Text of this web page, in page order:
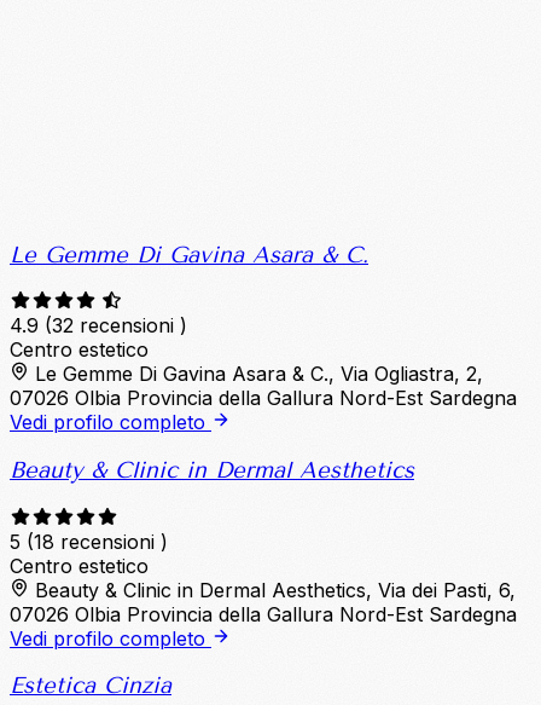
Le Gemme Di Gavina Asara & C.
4.9 (32 recensioni )
Centro estetico
Le Gemme Di Gavina Asara & C., Via Ogliastra, 2,
07026 Olbia Provincia della Gallura Nord-Est Sardegna
Vedi profilo completo
Beauty & Clinic in Dermal Aesthetics
5 (18 recensioni )
Centro estetico
Beauty & Clinic in Dermal Aesthetics, Via dei Pasti, 6,
07026 Olbia Provincia della Gallura Nord-Est Sardegna
Vedi profilo completo
Estetica Cinzia